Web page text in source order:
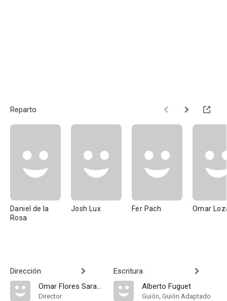
Reparto
Daniel de la
Rosa
Josh Lux Fer Pach Omar
Dirección
Omar Flores Sarabia
Director
Escritura
Alberto Fuguet
Guión, Guión Adaptado